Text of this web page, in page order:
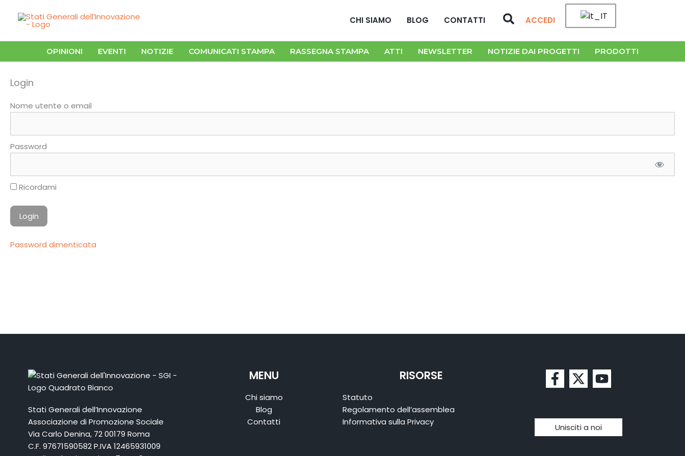
contenuto
CHI SIAMO BLOG CONTATTI CercaACCEDI
OPINIONI EVENTI NOTIZIE COMUNICATI STAMPA RASSEGNA STAMPA ATTI NEWSLETTER NOTIZIE DAI PROGETTI PRODOTTI
Login
Nome utente o email
Password
Ricordami
Password dimenticata
Stati Generali dell’Innovazione
Associazione di Promozione Sociale
Via Carlo Denina, 72 00179 Roma
C.F. 97671590582 P.IVA 12465931009
MENU
Chi siamo
Blog
Contatti
RISORSE
Statuto
Regolamento dell’assemblea
Informativa sulla Privacy
Unisciti a noi